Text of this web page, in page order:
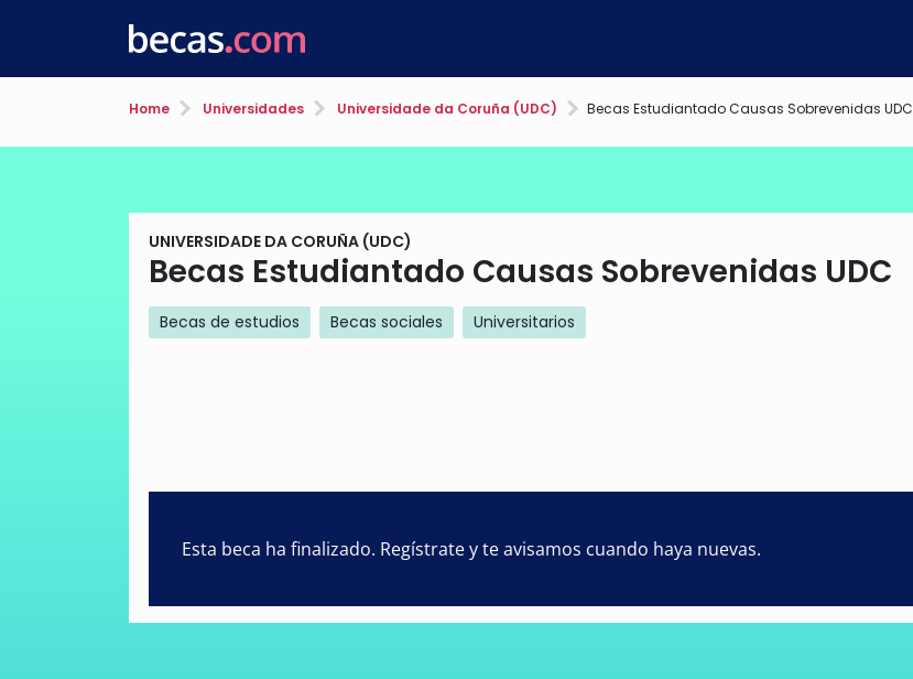
Home Universidades Universidade da Coruña (UDC) Becas Estudiantado Causas Sobrevenidas UDC
UNIVERSIDADE DA CORUÑA (UDC)
Becas Estudiantado Causas Sobrevenidas UDC
Becas de estudios Becas sociales Universitarios
Esta beca ha finalizado. Regístrate y te avisamos cuando haya nuevas.